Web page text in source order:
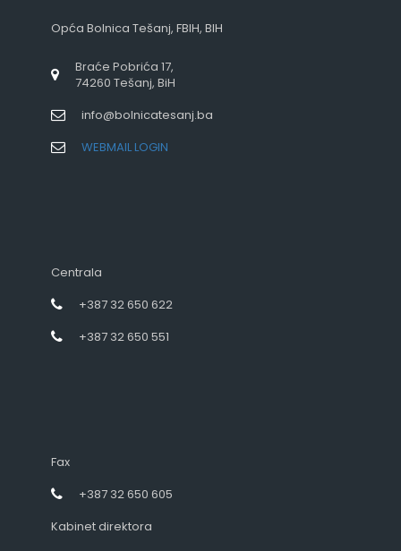
Opća Bolnica Tešanj, FBIH, BIH
Braće Pobrića 17,
74260 Tešanj, BiH
info@bolnicatesanj.ba
WEBMAIL LOGIN
Centrala
+387 32 650 622
+387 32 650 551
Fax
+387 32 650 605
Kabinet direktora